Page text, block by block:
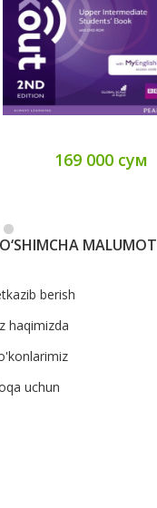
169 000 сум
MALUMOT
berish
haqimizda
uchun